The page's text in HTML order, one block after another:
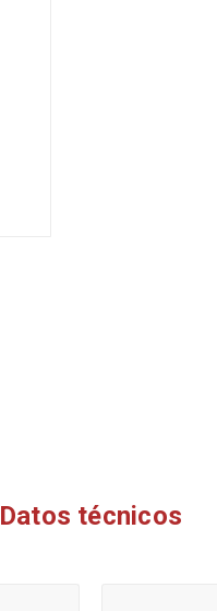
Datos técnicos